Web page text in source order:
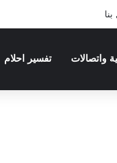
واتصالات تفسير احلام